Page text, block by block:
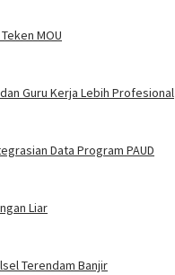
MOU
Guru Kerja Lebih Profesional
Data Program PAUD
Liar
Terendam Banjir